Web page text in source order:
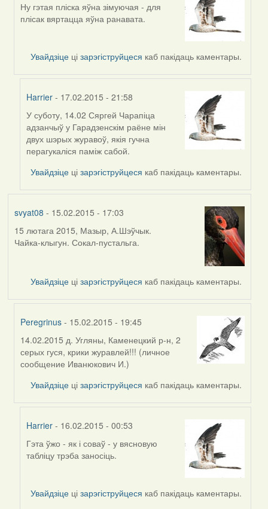
In
reply
Andrzej
Ну гэтая пліска яўна зімуючая - для
плісак вяртацца яўна ранавата.
Увайдзіце цізарэгіструйцеся каб пакідаць каментары.
Harrier - 17.02.2015 - 21:58
In
reply
to
by
Harrier
У суботу, 14.02 Сяргей Чарапіца
адзанчыў у Гарадзенскім раёне мін
двух шэрых журавоў, якія гучна
перагукаліся паміж сабой.
Увайдзіце цізарэгіструйцеся каб пакідаць каментары.
svyat08 - 15.02.2015 - 17:03
15 лютага 2015, Мазыр, А.Шэўчык.
Чайка-клыгун. Сокал-пустальга.
Увайдзіце цізарэгіструйцеся каб пакідаць каментары.
Peregrinus - 15.02.2015 - 19:45
In
reply
to
svyat08
14.02.2015 д. Угляны, Каменецкий р-н, 2
серых гуся, крики журавлей!!! (личное
сообщение Иванюкович И.)
Увайдзіце цізарэгіструйцеся каб пакідаць каментары.
Harrier - 16.02.2015 - 00:53
In
reply
Peregrinus
Гэта ўжо - як і соваў - у вясновую
табліцу трэба заносіць.
Увайдзіце цізарэгіструйцеся каб пакідаць каментары.